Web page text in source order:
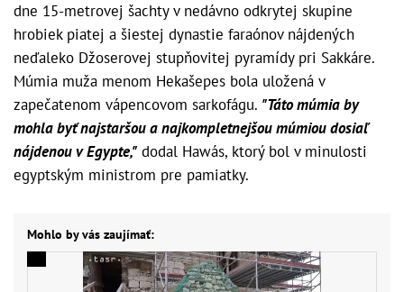
dne 15-metrovej šachty v nedávno odkrytej skupine
hrobiek piatej a šiestej dynastie faraónov nájdených
neďaleko Džoserovej stupňovitej pyramídy pri Sakkáre.
Múmia muža menom Hekašepes bola uložená v
zapečatenom vápencovom sarkofágu. "Táto múmia by
mohla byť najstaršou a najkompletnejšou múmiou dosiaľ
nájdenou v Egypte," dodal Hawás, ktorý bol v minulosti
egyptským ministrom pre pamiatky.
Mohlo by vás zaujímať: